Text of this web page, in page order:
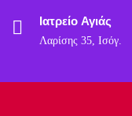
Ιατρείο Αγιάς
Λαρίσης 35, Ισόγ.